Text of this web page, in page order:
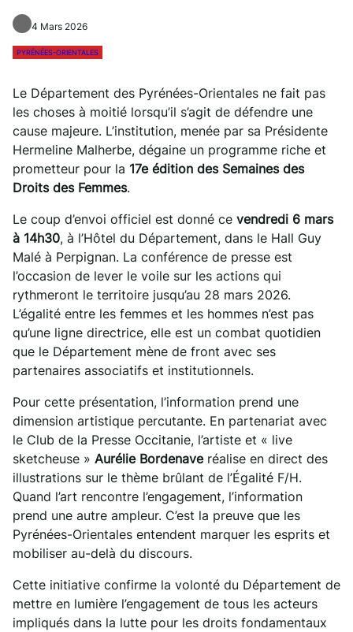
4 Mars 2026
PYRÉNÉES-ORIENTALES
Le Département des Pyrénées-Orientales ne fait pas
les choses à moitié lorsqu’il s’agit de défendre une
cause majeure. L’institution, menée par sa Présidente
Hermeline Malherbe, dégaine un programme riche et
prometteur pour la 17e édition des Semaines des
Droits des Femmes.
Le coup d’envoi officiel est donné ce vendredi 6 mars
à 14h30, à l’Hôtel du Département, dans le Hall Guy
Malé à Perpignan. La conférence de presse est
l’occasion de lever le voile sur les actions qui
rythmeront le territoire jusqu’au 28 mars 2026.
L’égalité entre les femmes et les hommes n’est pas
qu’une ligne directrice, elle est un combat quotidien
que le Département mène de front avec ses
partenaires associatifs et institutionnels.
Pour cette présentation, l’information prend une
dimension artistique percutante. En partenariat avec
le Club de la Presse Occitanie, l’artiste et « live
sketcheuse » Aurélie Bordenaveréalise en direct des
illustrations sur le thème brûlant de l’Égalité F/H.
Quand l’art rencontre l’engagement, l’information
prend une autre ampleur. C’est la preuve que les
Pyrénées-Orientales entendent marquer les esprits et
mobiliser au-delà du discours.
Cette initiative confirme la volonté du Département de
mettre en lumière l’engagement de tous les acteurs
impliqués dans la lutte pour les droits fondamentaux